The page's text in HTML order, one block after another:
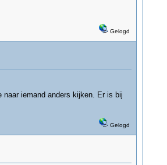
Gelogd
naar iemand anders kijken. Er is bij
Gelogd